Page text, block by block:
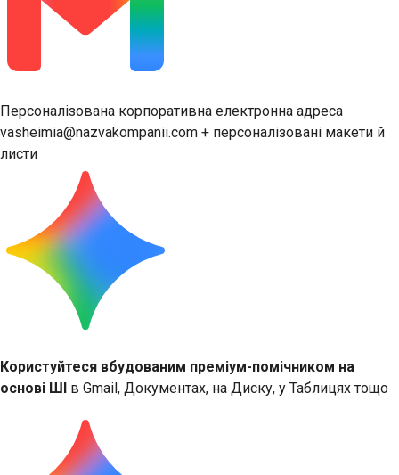
Персоналізована корпоративна електронна адреса
vasheimia@nazvakompanii.com + персоналізовані макети й
листи
Користуйтеся вбудованим преміум-помічником на
основі ШІ
в Gmail, Документах, на Диску, у Таблицях тощо